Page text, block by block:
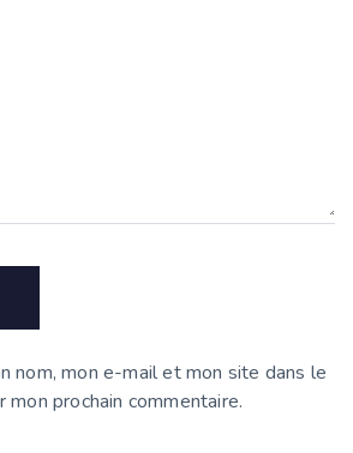
nom, mon e-mail et mon site dans le
mon prochain commentaire.